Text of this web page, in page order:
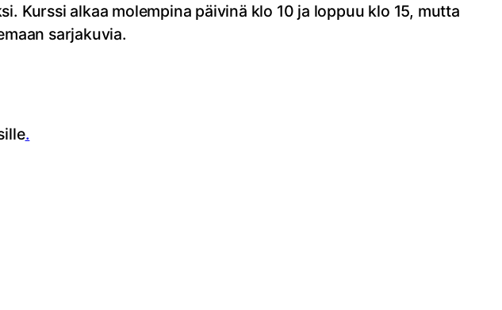
Kurssi alkaa molempina päivinä klo 10 ja loppuu klo 15, mutta
sarjakuvia.
.